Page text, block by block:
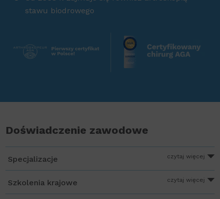
stawu biodrowego
Doświadczenie zawodowe
Specjalizacje czytaj więcej
Szkolenia krajowe czytaj więcej